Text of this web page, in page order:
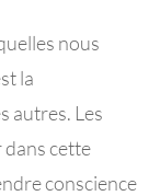
nous
la
autres. Les
dans cette
conscience